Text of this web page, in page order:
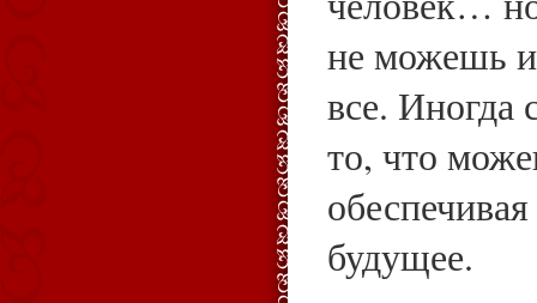
не можешь
все. Иногда
то, что
будущее.